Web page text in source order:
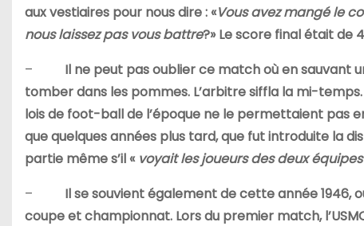
aux vestiaires pour nous dire : «Vous avez mangé le
nous laissez pas vous battre?» Le score final était de
– Il ne peut pas oublier ce match où en sauvant
tomber dans les pommes. L’arbitre siffla la mi-
lois de foot-ball de l’époque ne le permettaient pas
que quelques années plus tard, que fut introduite la
partie même s’il « voyait les joueurs des deux
– Il se souvient également de cette année 1946,
coupe et championnat. Lors du premier match,